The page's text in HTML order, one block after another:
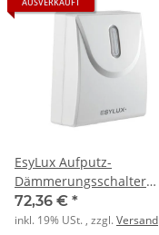
EsyLux Aufputz-
Dämmerungsschalter
DEFENSOR TS T IR 1C
WH
72,36 € *
inkl. 19% USt. , zzgl.Versand